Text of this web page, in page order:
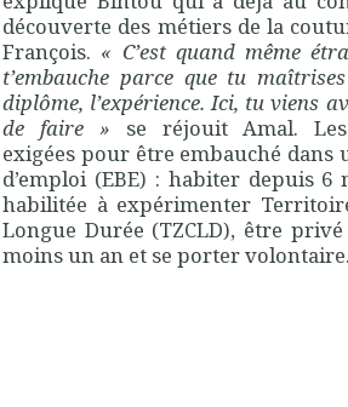
découverte des métiers de la
François. « C’est quand même
t’embauche parce que tu
diplôme, l’expérience. Ici, tu viens
de faire » se réjouit Amal.
exigées pour être embauché dans
d’emploi (EBE) : habiter depuis 6
habilitée à expérimenter
Longue Durée (TZCLD), être
moins un an et se porter volontaire.